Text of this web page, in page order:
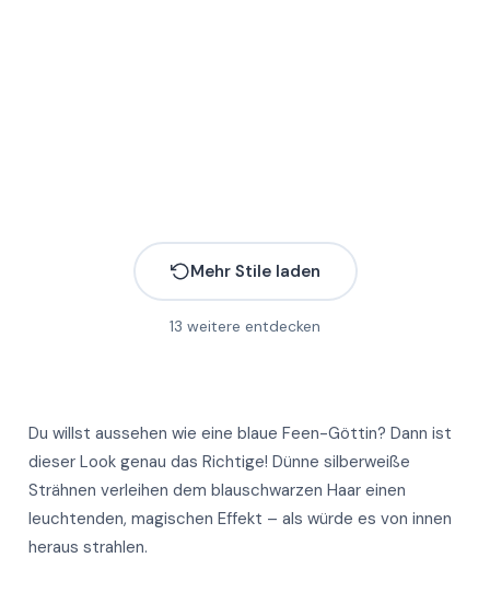
Mehr
Mehr
Mehr
Mehr
Mehr Stile laden
13 weitere entdecken
Du willst aussehen wie eine blaue Feen-Göttin? Dann ist
dieser Look genau das Richtige! Dünne silberweiße
Strähnen verleihen dem blauschwarzen Haar einen
leuchtenden, magischen Effekt – als würde es von innen
heraus strahlen.